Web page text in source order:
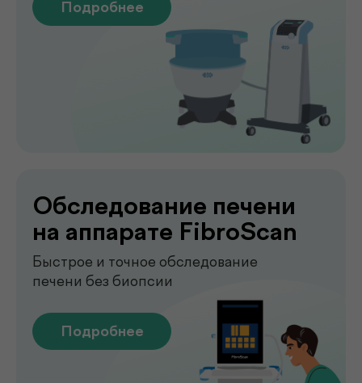
Сдавайте анализы в комфортных
условиях без посещения клиники. Наш
Подробнее
Лаборатория